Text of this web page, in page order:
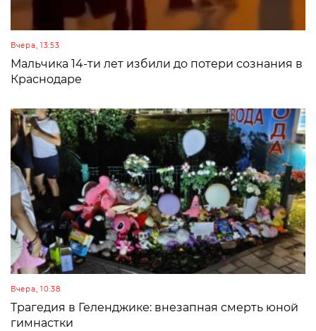
Вчера, 13:53
Мальчика 14-ти лет избили до потери сознания в
Краснодаре
Вчера, 10:38
Трагедия в Геленджике: внезапная смерть юной
гимнастки